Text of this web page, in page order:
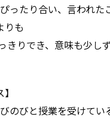
ったり合い、言われた
りも
りでき、意味も少し
のびと授業を受けてい